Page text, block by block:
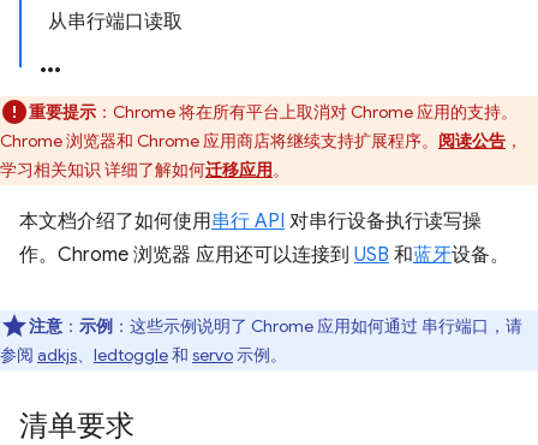
从串行端口读取
重要提示 ：Chrome 将在所有平台上取消对 Chrome 应用的支持。
Chrome 浏览器和 Chrome 应用商店将继续支持扩展程序。 阅读公告 ，
学习相关知识 详细了解如何迁移应用。
本文档介绍了如何使用串行 API 对串行设备执行读写操
作。Chrome 浏览器 应用还可以连接到 USB 和蓝牙设备。
注意 ： 示例 ：这些示例说明了 Chrome 应用如何通过 串行端口，请
参阅 adkjs、 ledtoggle和 servo示例。
清单要求